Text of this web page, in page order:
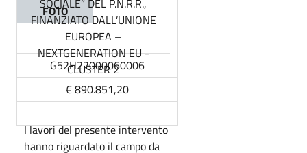
FOTO
FINANZIATO DALL’UNIONE
EUROPEA –
NEXTGENERATION EU -
CLUSTER 2
G52H22000060006
€ 890.851,20
I lavori del presente intervento
hanno riguardato il campo da